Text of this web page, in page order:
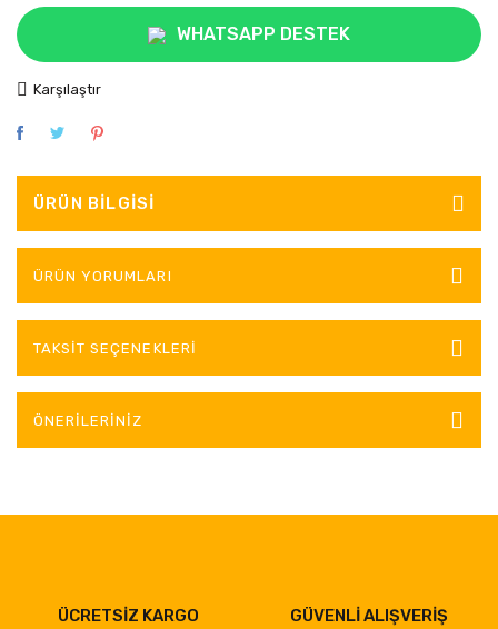
WHATSAPP DESTEK
Karşılaştır
ÜRÜN BILGISI
ÜRÜN YORUMLARI
TAKSIT SEÇENEKLERI
ÖNERILERINIZ
ÜCRETSİZ KARGO
GÜVENLİ ALIŞVERİŞ